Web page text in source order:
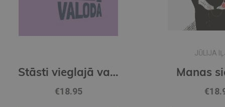
Manas sievietes